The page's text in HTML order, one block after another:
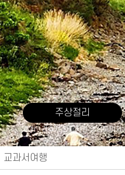
주상절리
출처 : 경주시 관광자원 영상이미지
교과서여행